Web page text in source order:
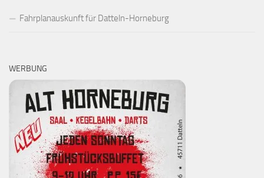
Fahrplanauskunft für Datteln-Horneburg
WERBUNG